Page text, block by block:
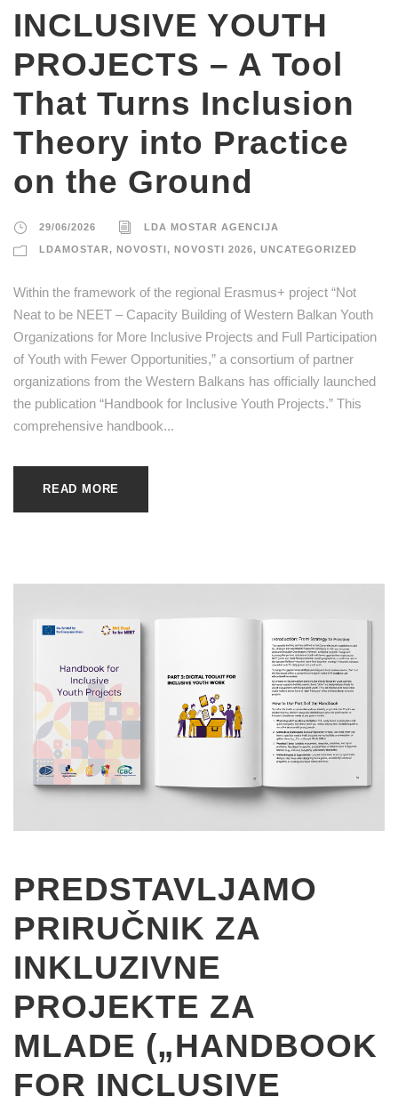
INCLUSIVE YOUTH
PROJECTS – A Tool
That Turns Inclusion
Theory into Practice
on the Ground
29/06/2026 LDA MOSTAR AGENCIJA
LDAMOSTAR, NOVOSTI, NOVOSTI 2026, UNCATEGORIZED
Within the framework of the regional Erasmus+ project “Not
Neat to be NEET – Capacity Building of Western Balkan Youth
Organizations for More Inclusive Projects and Full Participation
of Youth with Fewer Opportunities,” a consortium of partner
organizations from the Western Balkans has officially launched
the publication “Handbook for Inclusive Youth Projects.” This
comprehensive handbook...
READ MORE
PREDSTAVLJAMO
PRIRUČNIK ZA
INKLUZIVNE
PROJEKTE ZA
MLADE („HANDBOOK
FOR INCLUSIVE